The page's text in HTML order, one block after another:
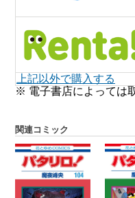
上記以外で購入する
※ 電子書店によっては
関連コミック